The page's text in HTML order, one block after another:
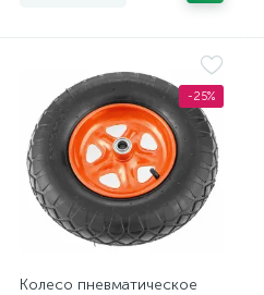
-25%
Колесо пневматическое